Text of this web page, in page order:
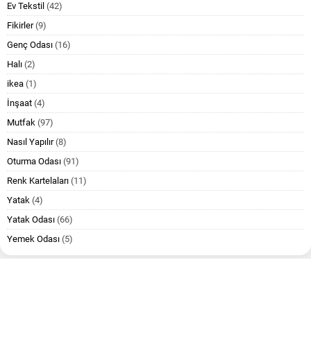
Ev Tekstil (42)
Fikirler(9)
Genç Odası (16)
Halı (2)
ikea (1)
İnşaat (4)
Mutfak (97)
Nasıl Yapılır(8)
Oturma Odası (91)
Renk Kartelaları (11)
Yatak (4)
Yatak Odası (66)
Yemek Odası (5)